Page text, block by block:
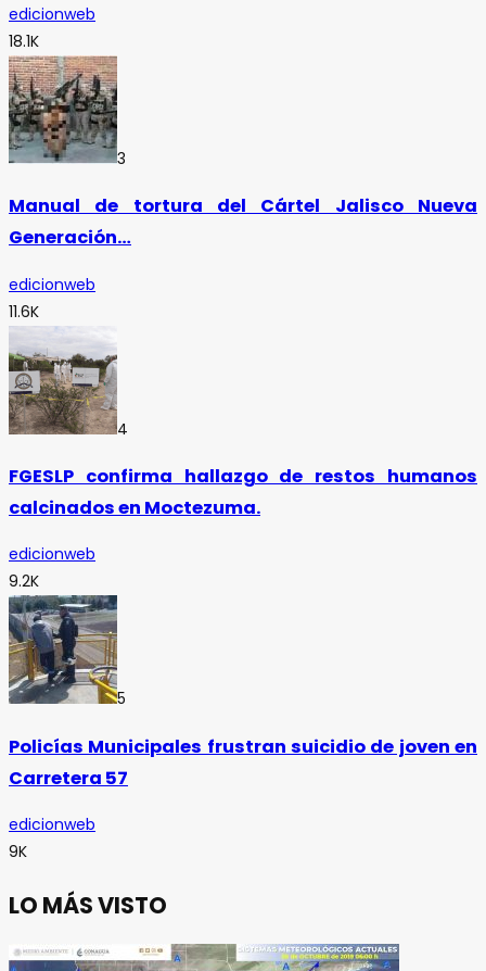
edicionweb
18.1K
3
Manual de tortura del Cártel Jalisco Nueva
Generación…
edicionweb
11.6K
4
FGESLP confirma hallazgo de restos humanos
calcinados en Moctezuma.
edicionweb
9.2K
5
Policías Municipales frustran suicidio de joven en
Carretera 57
edicionweb
9K
LO MÁS VISTO